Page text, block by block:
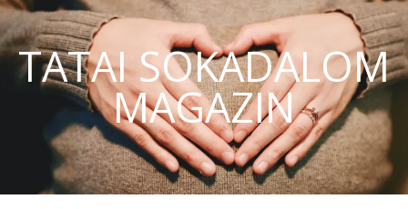
TATAI SOKADALOM
MAGAZIN